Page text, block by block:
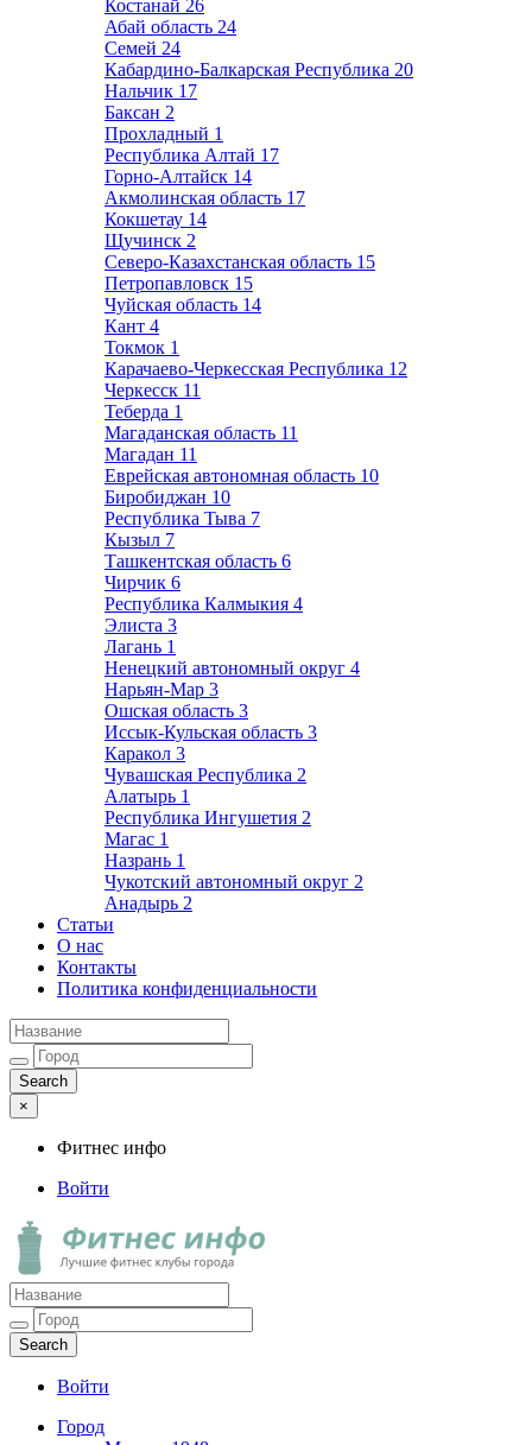
Костанай 26
Абай область 24
Семей 24
Кабардино-Балкарская Республика 20
Нальчик 17
Баксан 2
Прохладный 1
Республика Алтай 17
Горно-Алтайск 14
Акмолинская область 17
Кокшетау 14
Щучинск 2
Северо-Казахстанская область 15
Петропавловск 15
Чуйская область 14
Кант 4
Токмок 1
Карачаево-Черкесская Республика 12
Черкесск 11
Теберда 1
Магаданская область 11
Магадан 11
Еврейская автономная область 10
Биробиджан 10
Республика Тыва 7
Кызыл 7
Ташкентская область 6
Чирчик 6
Республика Калмыкия 4
Элиста 3
Лагань 1
Ненецкий автономный округ 4
Нарьян-Мар 3
Ошская область 3
Иссык-Кульская область 3
Каракол 3
Чувашская Республика 2
Алатырь 1
Республика Ингушетия 2
Магас 1
Назрань 1
Чукотский автономный округ 2
Анадырь 2
Статьи
О нас
Контакты
Политика конфиденциальности
×
Фитнес инфо
Войти
Фитнес инфо
Лучшие фитнес клубы города
Войти
Город